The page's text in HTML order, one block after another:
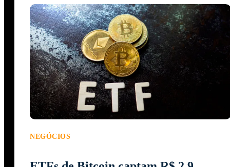
NEGÓCIOS